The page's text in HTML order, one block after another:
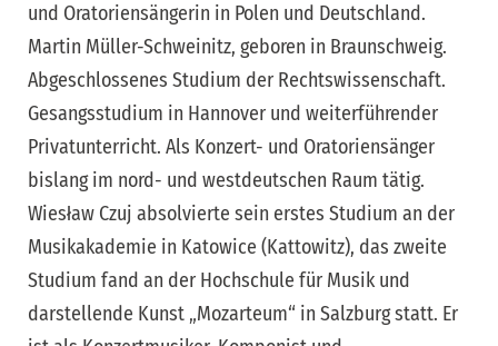
und Oratoriensängerin in Polen und Deutschland.
Martin Müller-Schweinitz, geboren in Braunschweig.
Abgeschlossenes Studium der Rechtswissenschaft.
Gesangsstudium in Hannover und weiterführender
Privatunterricht. Als Konzert- und Oratoriensänger
bislang im nord- und westdeutschen Raum tätig.
Wiesław Czuj absolvierte sein erstes Studium an der
Musikakademie in Katowice (Kattowitz), das zweite
Studium fand an der Hochschule für Musik und
darstellende Kunst „Mozarteum“ in Salzburg statt. Er